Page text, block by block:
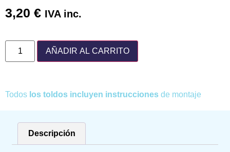
3,20 € IVA inc.
AÑADIR AL CARRITO
Todos los toldos incluyen instrucciones de montaje
Descripción